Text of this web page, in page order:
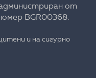
от
BGR00368.
и на сигурно